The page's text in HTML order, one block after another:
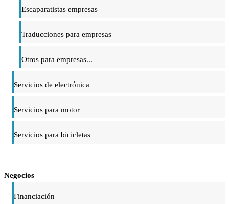
Escaparatistas empresas
Traducciones para empresas
Otros para empresas...
Servicios de electrónica
Servicios para motor
Servicios para bicicletas
Negocios
Financiación